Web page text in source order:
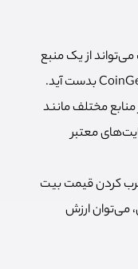
از یک منبع
منابع مختلف مانند
معتبر
کردن قیمت بیت
می‌توان ارزش